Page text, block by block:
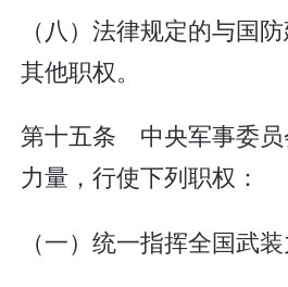
（八）法律规定的与国
其他职权。
第十五条 中央军事委员
力量，行使下列职权：
（一）统一指挥全国武装